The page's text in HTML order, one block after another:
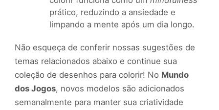
prático, reduzindo a ansiedade e
limpando a mente após um dia longo.
Não esqueça de conferir nossas sugestões de
temas relacionados abaixo e continue sua
coleção de desenhos para colorir! No Mundo
dos Jogos, novos modelos são adicionados
semanalmente para manter sua criatividade